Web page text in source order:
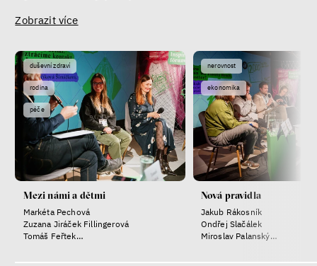
Zobrazit více
duševní zdraví
rodina
péče
Mezi námi a dětmi
Markéta Pechová
Zuzana Jiráček Fillingerová
Tomáš Feřtek
nerovnost
ekonomika
Nová pravidla
Jakub Rákosník
Ondřej Slačálek
Miroslav Palanský
Kateřina Smejkalová